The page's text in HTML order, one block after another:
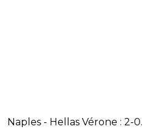
Naples - Hellas Vérone : 2-0.